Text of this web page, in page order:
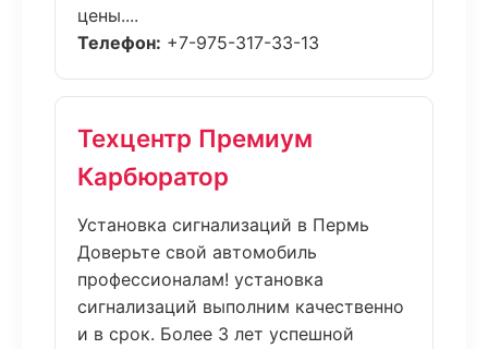
цены....
Телефон: +7-975-317-33-13
Техцентр Премиум
Карбюратор
Установка сигнализаций в Пермь
Доверьте свой автомобиль
профессионалам! установка
сигнализаций выполним качественно
и в срок. Более 3 лет успешной